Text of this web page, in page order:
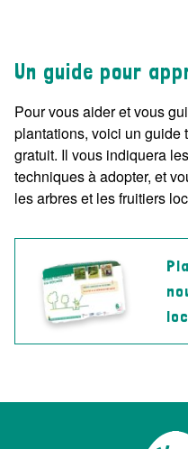
Un guide pour
Pour vous aider et vous
plantations, voici un guide
gratuit. Il vous indiquera
techniques à adopter, et
les arbres et les fruitiers